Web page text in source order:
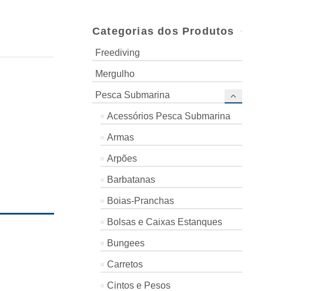
Categorias dos Produtos
Freediving
Mergulho
Pesca Submarina
Acessórios Pesca Submarina
Armas
Arpões
Barbatanas
Boias-Pranchas
Bolsas e Caixas Estanques
Bungees
Carretos
Cintos e Pesos